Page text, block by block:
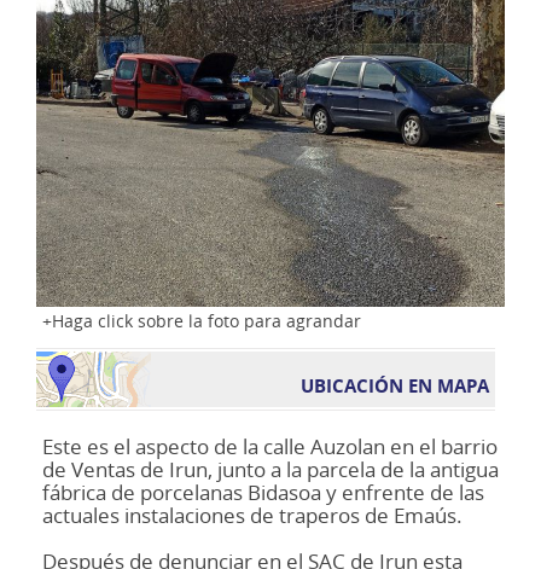
Haga click sobre la foto para agrandar
UBICACIÓN EN MAPA
Este es el aspecto de la calle Auzolan en el barrio
de Ventas de Irun, junto a la parcela de la antigua
fábrica de porcelanas Bidasoa y enfrente de las
actuales instalaciones de traperos de Emaús.
Después de denunciar en el SAC de Irun esta